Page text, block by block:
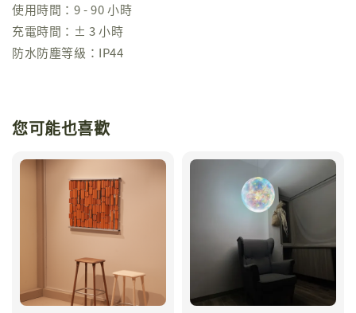
使用時間：9 - 90 小時
充電時間：± 3 小時
防水防塵等級：IP44
您可能也喜歡